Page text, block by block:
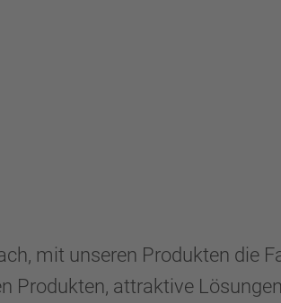
mit unseren Produkten die
Produkten, attraktive